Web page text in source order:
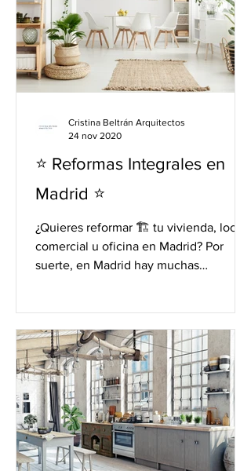
⭐️ Reformas Integrales en
Madrid ⭐️
¿Quieres reformar 🏗 tu vivienda, local
comercial u oficina en Madrid? Por
suerte, en Madrid hay muchas
Cristina Beltrán Arquitectos
24 nov 2020